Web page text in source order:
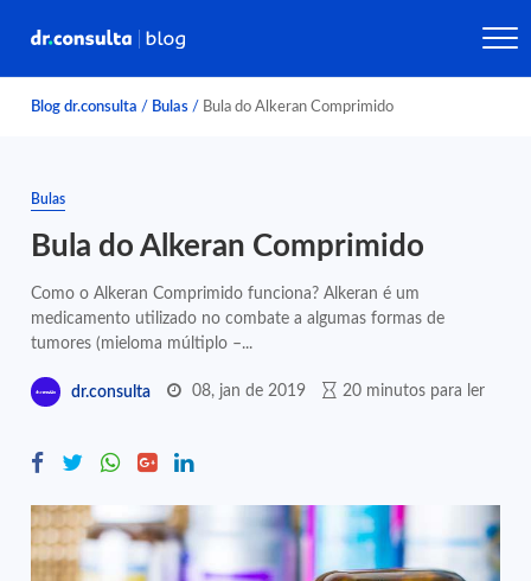
Blog dr.consulta / Bulas / Bula do Alkeran Comprimido
Bulas
Bula do Alkeran Comprimido
Como o Alkeran Comprimido funciona? Alkeran é um
medicamento utilizado no combate a algumas formas de
tumores (mieloma múltiplo –...
dr.consulta 08, jan de 2019 20 minutos para ler